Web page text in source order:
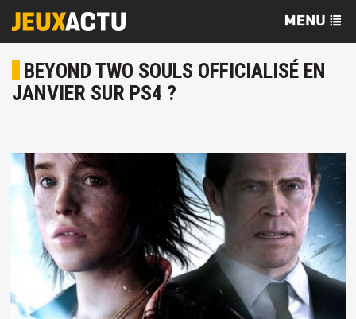
BEYOND TWO SOULS OFFICIALISÉ EN
JANVIER SUR PS4 ?